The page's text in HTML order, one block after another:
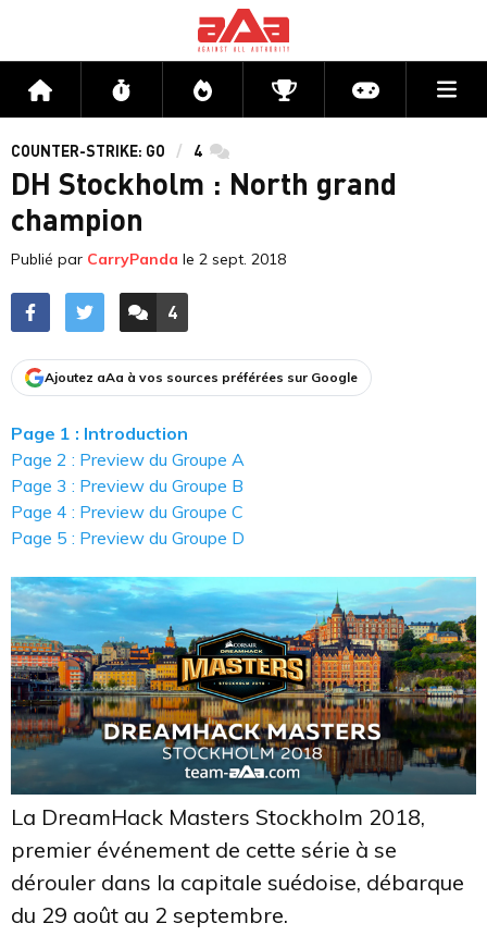
Accueil Flux Directs CompétitionsActu jeux
COUNTER-STRIKE: GO 4 commentaires
DH Stockholm : North grand
champion
Publié par CarryPanda le 2 sept. 2018
ACCÉDER AUX
4
COMMENTAIRES
Ajoutez aAa à vos sources préférées sur Google
Page 1 : Introduction
Page 2 : Preview du Groupe A
Page 3 : Preview du Groupe B
Page 4 : Preview du Groupe C
Page 5 : Preview du Groupe D
La DreamHack Masters Stockholm 2018,
premier événement de cette série à se
dérouler dans la capitale suédoise, débarque
du 29 août au 2 septembre.